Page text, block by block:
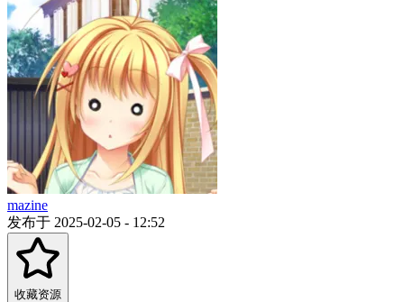
mazine
发布于 2025-02-05 - 12:52
收藏资源